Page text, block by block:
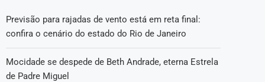
Previsão para rajadas de vento está em reta final:
confira o cenário do estado do Rio de Janeiro
Mocidade se despede de Beth Andrade, eterna Estrela
de Padre Miguel